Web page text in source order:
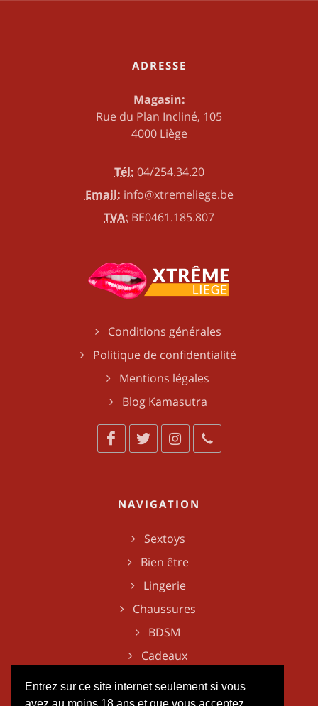
Entrez sur ce site internet seulement si vous
avez au moins 18 ans et que vous acceptez
ADRESSE
Magasin:
Rue du Plan Incliné, 105
4000 Liège
Tél: 04/254.34.20
Email: info@xtremeliege.be
TVA: BE0461.185.807
Conditions générales
Politique de confidentialité
Mentions légales
Blog Kamasutra
NAVIGATION
Sextoys
Bien être
Lingerie
Chaussures
BDSM
Cadeaux